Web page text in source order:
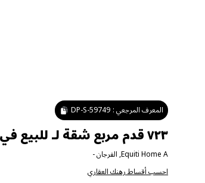
المعرف المرجعي : DP-S-59749
٧٢٣ قدم مربع شقة لـ للبيع في Equiti Home A ، الفرجان
Equiti Home A
,الفرجان-
احسب أقساط رهنك العقاري